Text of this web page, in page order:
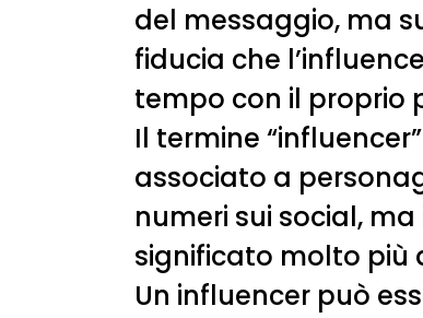
del messaggio, ma
fiducia che
tempo con il proprio
Il termine
associato a
numeri sui social,
significato molto più
Un influencer può